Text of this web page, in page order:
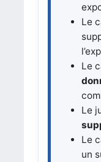
Le
Le
Le
Le
un